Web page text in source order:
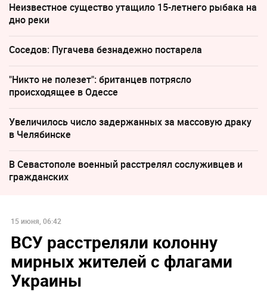
Неизвестное существо утащило 15-летнего рыбака на
дно реки
Соседов: Пугачева безнадежно постарела
"Никто не полезет": британцев потрясло
происходящее в Одессе
Увеличилось число задержанных за массовую драку
в Челябинске
В Севастополе военный расстрелял сослуживцев и
гражданских
15 июня, 06:42
ВСУ расстреляли колонну
мирных жителей с флагами
Украины